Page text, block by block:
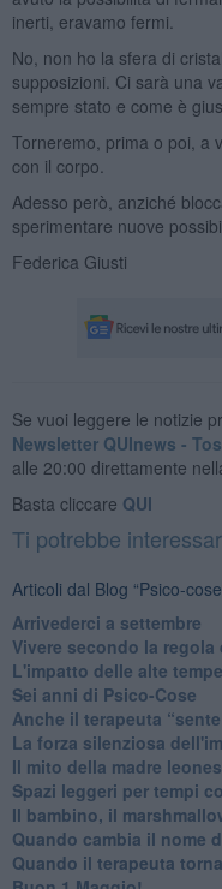
inerti, eravamo fermi.
No, non ho la sfera di
supposizioni. Ci sarà una
sempre stato e come è
Torneremo, prima o poi, a
con il corpo.
Adesso però, anziché
sperimentare nuove
Federica Giusti
Se vuoi leggere le notizie
Newsletter QUInews -
alle 20:00 direttamente
Basta cliccare QUI
Ti potrebbe
Articoli dal Blog “Psico-
​Arrivederci a settembre
​Vivere secondo la
​L'impatto delle alte
Sei anni di Psico-Cose
​Anche il terapeuta
​La forza silenziosa
​Il mito della madre
Spazi leggeri per tempi
Il bambino, il
​Quando cambia il nome
​Quando il terapeuta